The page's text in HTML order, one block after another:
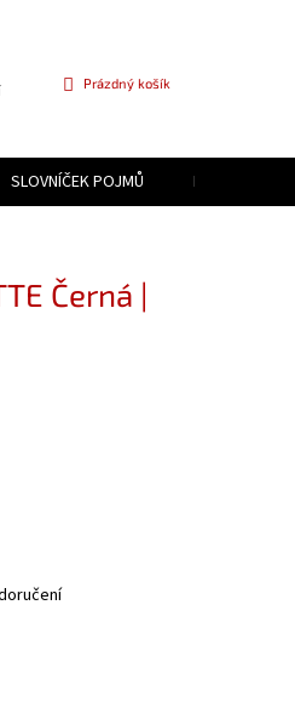
NÁKUPNÍ
Prázdný košík
SLOVNÍČEK POJMŮ PROGRAM
Černá |